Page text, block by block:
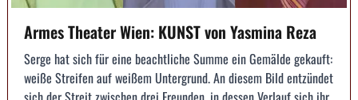
Armes Theater Wien: KUNST von Yasmina Reza
Serge hat sich für eine beachtliche Summe ein Gemälde gekauft:
weiße Streifen auf weißem Untergrund. An diesem Bild entzündet